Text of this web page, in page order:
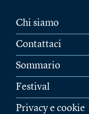
Chi siamo
Contattaci
Sommario
Festival
Privacy e cookie